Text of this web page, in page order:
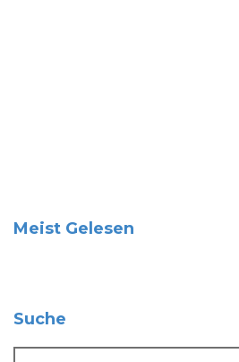
Meist Gelesen
Suche